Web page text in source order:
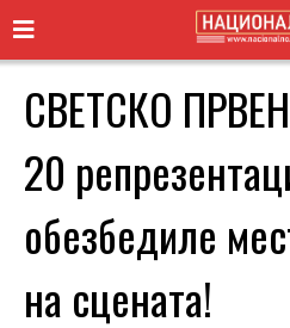
СВЕТСКО
20
обезбедиле
на сцената!